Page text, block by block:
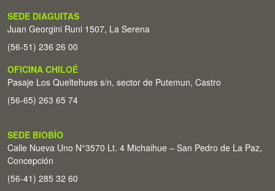
SEDE DIAGUITAS
Juan Georgini Runi 1507, La Serena
(56-51) 236 26 00
OFICINA CHILOÉ
Pasaje Los Queltehues s/n, sector de Putemun, Castro
(56-65) 263 65 74
SEDE BIOBÍO
Calle Nueva Uno N°3570 Lt. 4 Michaihue – San Pedro de La Paz,
Concepción
(56-41) 285 32 60